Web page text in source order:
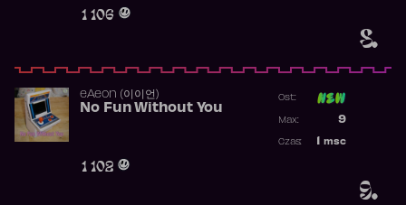
8.
1 106
9.
​eAeon (이이언)
No Fun Without You
1 102
Ost:
9
Max:
msc
Czas: